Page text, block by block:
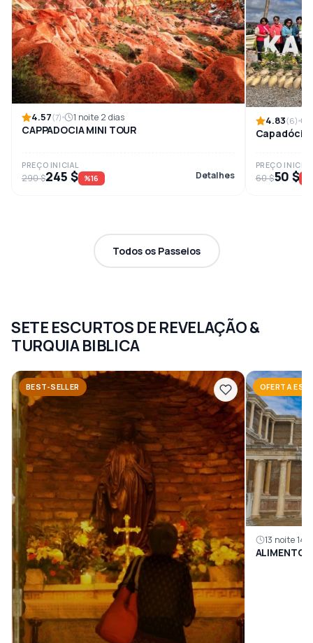
4.57(7) 1 noite 2 dias
CAPPADOCIA MINI TOUR
PREÇO INICIAL
290 $245 $ %16 Detalhes
4.83(6)
PREÇO INICIAL
60 $50 $
Todos os Passeios
SETE ESCURTOS DE REVELAÇÃO &
TURQUIA BIBLICA
BEST-SELLER OFERTA
13 noite 14